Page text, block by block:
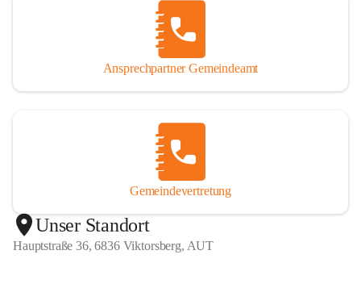
Ansprechpartner Gemeindeamt
Gemeindevertretung
Unser Standort
Hauptstraße 36, 6836 Viktorsberg, AUT